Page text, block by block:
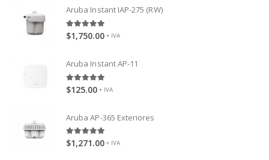
Aruba Instant IAP-275 (RW)
5.00out of 5
$1,750.00 + IVA
Aruba Instant AP-11
5.00out of 5
$125.00 + IVA
Aruba AP-365 Exteriores
5.00out of 5
$1,271.00 + IVA